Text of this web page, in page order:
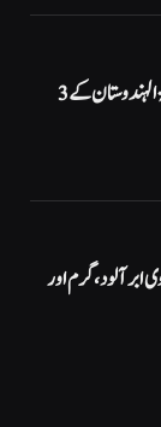
آپریشن رد الفتنہ 3: بلوچستان میں فتنۃ الہندوستان کے 3
ابر آلود، گرم اور